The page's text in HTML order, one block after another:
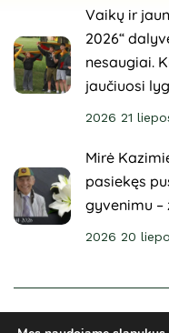
Vaikų ir
2026“
nesaugiai.
jaučiuosi
2026 21
Mirė
pasiekęs
gyvenimu –
2026 20
© 2025 Sveikuoliai.